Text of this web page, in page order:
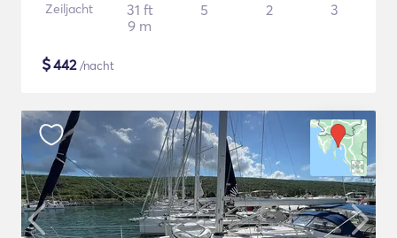
Zeiljacht
31 ft
9 m
5 2 3
$442/nacht